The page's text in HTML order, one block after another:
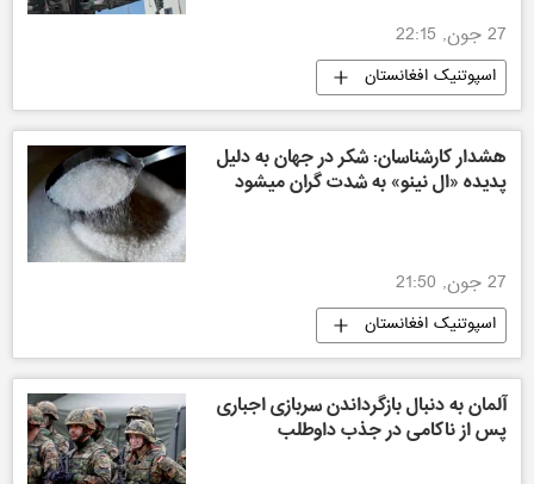
27 جون, 22:15
اسپوتنیک افغانستان
هشدار کارشناسان: شکر در جهان به دلیل
پدیده «ال نینو» به شدت گران میشود
27 جون, 21:50
اسپوتنیک افغانستان
آلمان به دنبال بازگرداندن سربازی اجباری
پس از ناکامی در جذب داوطلب